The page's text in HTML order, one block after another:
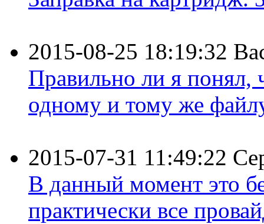
2015-08-25 18:19:32
Правильно ли я понял,
одному и тому же
2015-07-31 11:49:22
В данный момент это
практически все